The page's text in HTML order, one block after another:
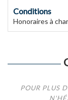
Conditions
Honoraires à
POUR PLUS